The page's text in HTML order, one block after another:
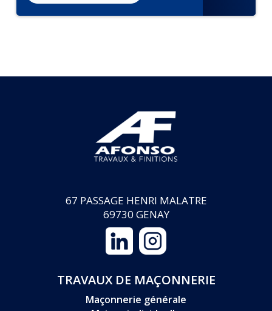
67 PASSAGE HENRI MALATRE
69730 GENAY
TRAVAUX DE MAÇONNERIE
Maçonnerie générale